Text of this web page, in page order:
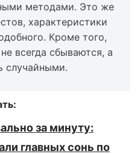
методами. Это же
характеристики
Кроме того,
всегда сбываются, а
случайными.
за минуту:
главных сонь по